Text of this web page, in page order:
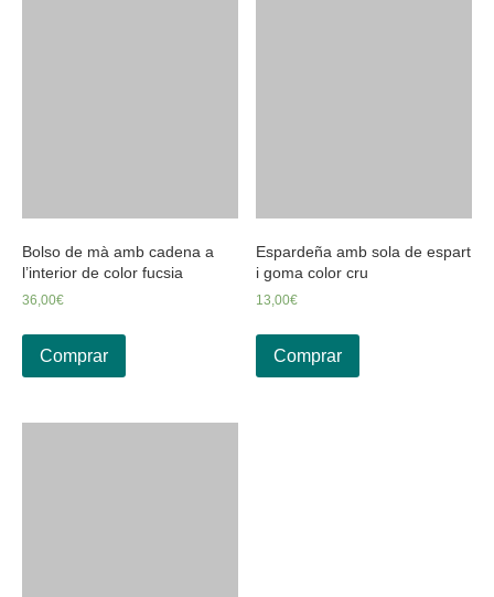
Bolso de mà amb cadena a
l’interior de color fucsia
36,00€
Comprar
Espardeña amb sola de espart
i goma color cru
13,00€
Comprar